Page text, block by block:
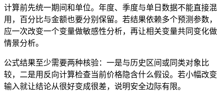
计算前先统一期间和单位。年度、季度与单日数据不能直接混
用，百分比与金额也要分别保留。若结果依赖多个预测参数，
应一次改变一个变量做敏感性分析，再让相关变量共同变化做
情景分析。
公式结果至少需要两种核验：一是与历史区间或同类对象比
较，二是用反向计算检查当前价格隐含什么假设。若小幅改变
输入就让结论从很好变成很差，说明安全边际有限。